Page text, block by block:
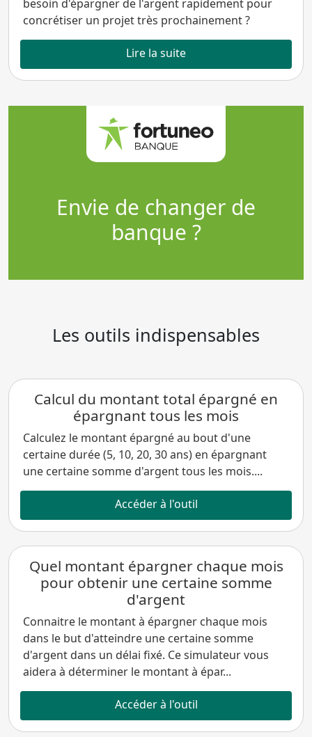
besoin d'épargner de l'argent rapidement pour
concrétiser un projet très prochainement ?
Lire la suite
Envie de changer de
banque ?
Les outils indispensables
Calcul du montant total épargné en
épargnant tous les mois
Calculez le montant épargné au bout d'une
certaine durée (5, 10, 20, 30 ans) en épargnant
une certaine somme d'argent tous les mois....
Accéder à l'outil
Quel montant épargner chaque mois
pour obtenir une certaine somme
d'argent
Connaitre le montant à épargner chaque mois
dans le but d'atteindre une certaine somme
d'argent dans un délai fixé. Ce simulateur vous
aidera à déterminer le montant à épar...
Accéder à l'outil